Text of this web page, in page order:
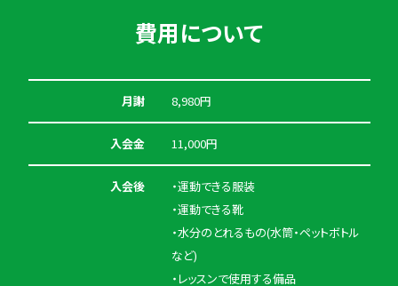
費用について
月謝 8,980円
入会金 11,000円
入会後
・運動できる服装
・運動できる靴
・水分のとれるもの(水筒・ペットボトル
など)
・レッスンで使用する備品